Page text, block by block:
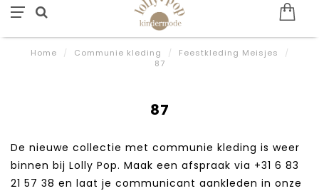
Home / Communie kleding / Feestkleding Meisjes
/
87
87
De nieuwe collectie met communie kleding is weer
binnen bij Lolly Pop. Maak een afspraak via +31 6 83
21 57 38‬ en laat je communicant aankleden in onze